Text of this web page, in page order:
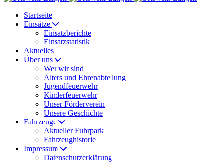
Startseite
Einsätze
Einsatzberichte
Einsatzstatistik
Aktuelles
Über uns
Wer wir sind
Alters und Ehrenabteilung
Jugendfeuerwehr
Kinderfeuerwehr
Unser Förderverein
Unsere Geschichte
Fahrzeuge
Aktueller Fuhrpark
Fahrzeughistorie
Impressum
Datenschutzerklärung